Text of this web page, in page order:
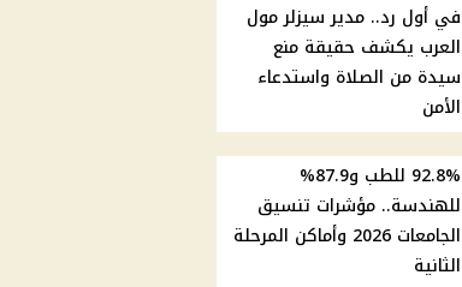
في أول رد.. مدير سيزلر مول
العرب يكشف حقيقة منع
سيدة من الصلاة واستدعاء
الأمن
92.8% للطب و87.9%
للهندسة.. مؤشرات تنسيق
الجامعات 2026 وأماكن المرحلة
الثانية